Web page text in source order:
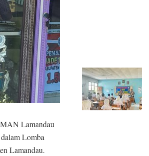
Lamandau
Lomba
Lamandau.